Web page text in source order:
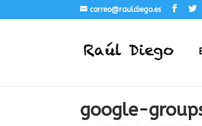
correo@rauldiego.es
google-